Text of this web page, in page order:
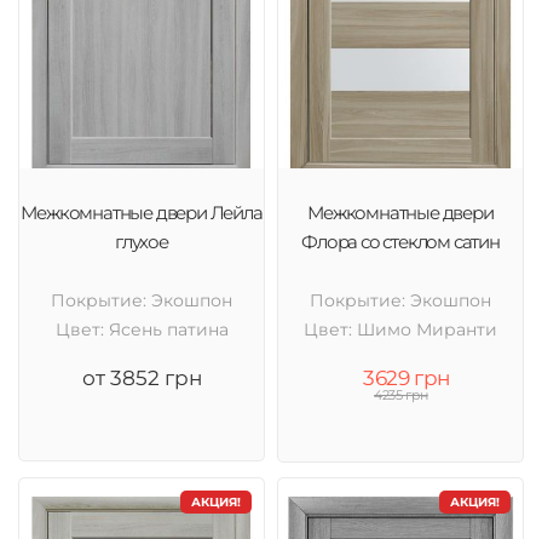
Межкомнатные двери Лейла
глухое
Покрытие: Экошпон
Цвет: Ясень патина
от 3852 грн
Межкомнатные двери
Флора со стеклом сатин
Покрытие: Экошпон
Цвет: Шимо Миранти
3629 грн
4235 грн
АКЦИЯ! АКЦИЯ!